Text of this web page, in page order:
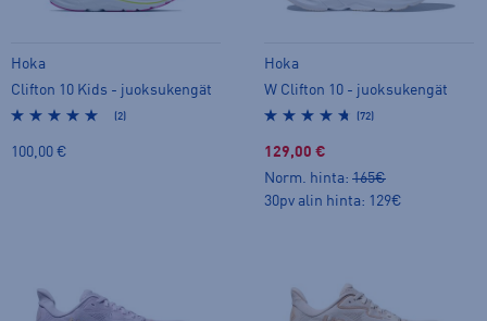
Hoka
Clifton 10 Kids - juoksukengät
(2)
100,00 €
Hoka
W Clifton 10 - juoksukengät
(72)
129,00 €
Norm. hinta: 165€
30pv alin hinta: 129€